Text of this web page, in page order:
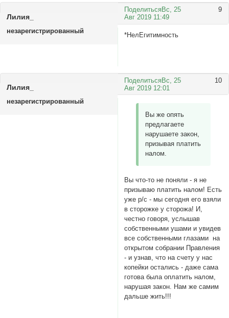
Поделиться 9
Вс, 25
Авг 2019 11:49
Лилия_
незарегистрированный
*НелЕгитимность
Поделиться 10
Вс, 25
Авг 2019 12:01
Лилия_
незарегистрированный
Вы же опять
предлагаете
нарушаете закон,
призывая платить
налом.
Вы что-то не поняли - я не
призываю платить налом! Есть
уже р/с - мы сегодня его взяли
в сторожке у сторожа! И,
честно говоря, услышав
собственными ушами и увидев
все собственными глазами на
открытом собрании Правления
- и узнав, что на счету у нас
копейки остались - даже сама
готова была оплатить налом,
нарушая закон. Нам же самим
дальше жить!!!